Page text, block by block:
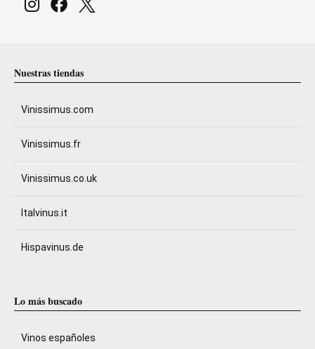
Nuestras tiendas
Vinissimus.com
Vinissimus.fr
Vinissimus.co.uk
Italvinus.it
Hispavinus.de
Lo más buscado
Vinos españoles